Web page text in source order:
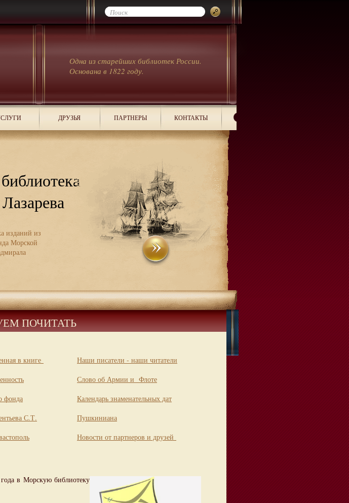
Одна из старейших библиотек России.
Основана в 1822 году.
ДРУЗЬЯ ПАРТНЕРЫ КОНТАКТЫ
изданий из
Морской
ПОЧИТАТЬ
в книге
фонда
С.Т.
Наши писатели - наши читатели
Слово об Армии и Флоте
Календарь знаменательных дат
Пушкиниана
Новости от партнеров и друзей
в Морскую библиотеку